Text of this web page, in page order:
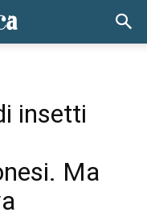
insetti
Ma